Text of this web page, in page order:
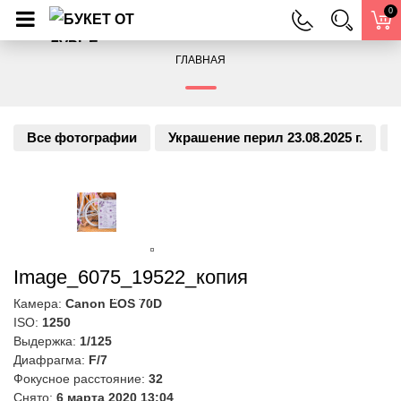
0
Image_6075_19522_копия
ISO:1250
Выдержка:1/125
Диафрагма:
Фокусное расстояние:
Снято:6 марта 2020 13:04
Автор:
7 апреля 2020 13:09